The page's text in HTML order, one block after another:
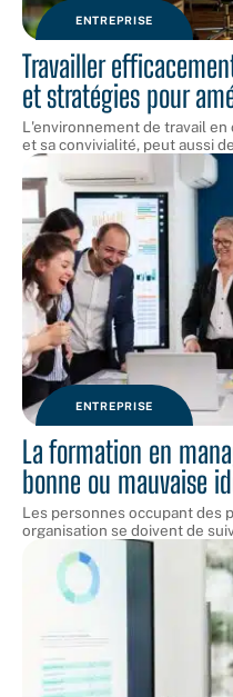
ENTREPRISE
Travailler
et stratégies pour
L'environnement de travail en
et sa convivialité, peut aussi
ENTREPRISE
La formation en
bonne ou mauvaise
Les personnes occupant des
organisation se doivent de